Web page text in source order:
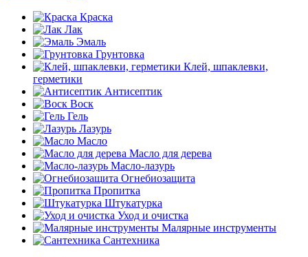
Краска
Лак
Эмаль
Грунтовка
Клей, шпаклевки,
герметики
Антисептик
Воск
Гель
Лазурь
Масло
Масло для дерева
Масло-лазурь
Огнебиозащита
Пропитка
Штукатурка
Уход и очистка
Малярные инструменты
Сантехника